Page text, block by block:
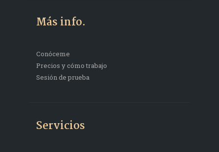
Más info.
Conóceme
Precios y cómo trabajo
Sesión de prueba
Servicios